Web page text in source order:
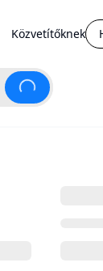
Közvetítőknek